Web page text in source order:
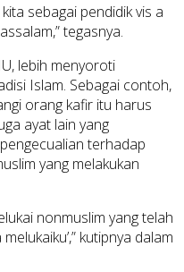
sebagai pendidik vis a
tegasnya.
lebih menyoroti
Islam. Sebagai contoh,
orang kafir itu harus
ayat lain yang
terhadap
yang melakukan
nonmuslim yang telah
kutipnya dalam